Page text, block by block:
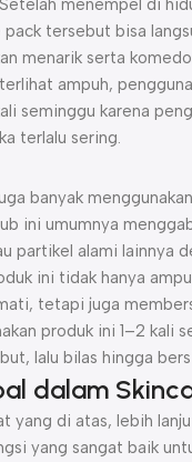
menempel di
tersebut bisa
menarik serta
ampuh,
seminggu karena
terlalu sering.
banyak
ini umumnya
partikel alami lainnya
ini tidak hanya
tetapi juga
produk ini 1–2 kali
lalu bilas hingga
dalam
yang di atas, lebih
yang sangat baik